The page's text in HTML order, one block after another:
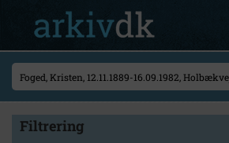
Filtrering